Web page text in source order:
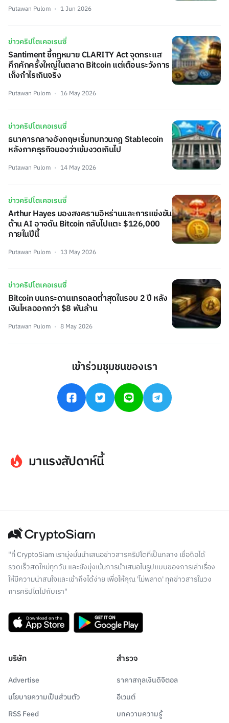
Putawan Pulom 1 Jun 2026
ข่าวคริปโตเคอเรนซี่
Santiment ชี้กฎหมาย CLARITY Act จุดกระแส
คึกคักครั้งใหญ่ในตลาด Bitcoin แต่เตือนระวังการ
เก็งกำไรเกินจริง
Putawan Pulom 16 May 2026
ข่าวคริปโตเคอเรนซี่
ธนาคารกลางอังกฤษเริ่มทบทวนกฎ Stablecoin
หลังภาคธุรกิจมองว่าเข้มงวดเกินไป
Putawan Pulom 14 May 2026
ข่าวคริปโตเคอเรนซี่
Arthur Hayes มองสงครามอิหร่านและการแข่งขัน
ด้าน AI อาจดัน Bitcoin กลับไปแตะ $126,000
ภายในปีนี้
Putawan Pulom 13 May 2026
ข่าวคริปโตเคอเรนซี่
Bitcoin บนกระดานเทรดลดต่ำสุดในรอบ 2 ปี หลัง
เงินไหลออกกว่า $8 พันล้าน
Putawan Pulom 8 May 2026
เข้าร่วมชุมชนของเรา
มาแรงสัปดาห์นี้
"ที่ CryptoSiam เรามุ่งมั่นนำเสนอข่าวสารคริปโตที่เป็นกลาง เชื่อถือได้
รวดเร็วสดใหม่ทุกวัน และยังมุ่งเน้นการนำเสนอในรูปแบบของการเล่าเรื่อง
ให้มีความน่าสนใจและเข้าถึงได้ง่าย เพื่อให้คุณ 'ไม่พลาด' ทุกข่าวสารในวง
การคริปโตไปกับเรา"
บริษัท
Advertise
นโยบายความเป็นส่วนตัว
RSS Feed
สำรวจ
ราคาสกุลเงินดิจิตอล
อีเวนต์
บทความความรู้